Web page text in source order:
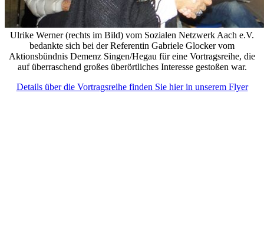
Ulrike Werner (rechts im Bild) vom Sozialen Netzwerk Aach e.V.
bedankte sich bei der Referentin Gabriele Glocker vom
Aktionsbündnis Demenz Singen/Hegau für eine Vortragsreihe, die
auf überraschend großes überörtliches Interesse gestoßen war.
Details über die Vortragsreihe finden Sie hier in unserem Flyer